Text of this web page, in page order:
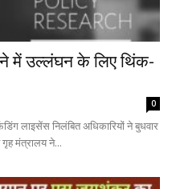
में उल्लंघन के लिए थिंक-
0
लाइसेंस निलंबित अधिकारियों ने बुधवार
मंत्रालय ने...